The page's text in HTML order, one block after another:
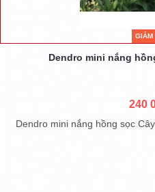
GIẢM
Dendro mini nắng
240
Dendro mini nắng hồng sọc